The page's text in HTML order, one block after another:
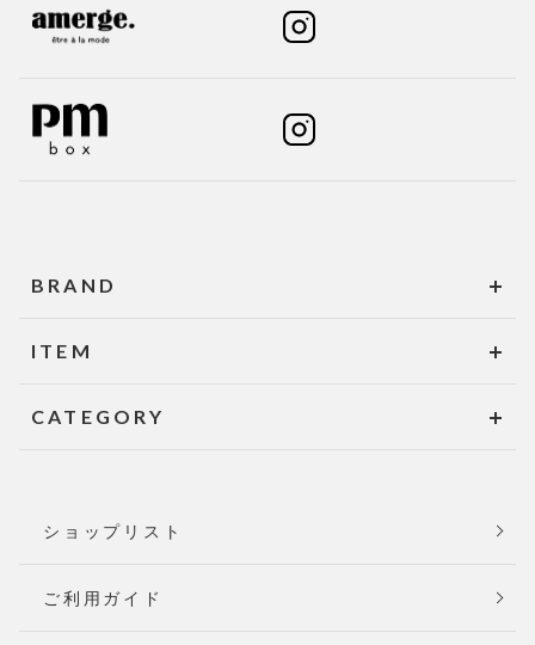
BRAND
ITEM
CATEGORY
ショップリスト
ご利用ガイド